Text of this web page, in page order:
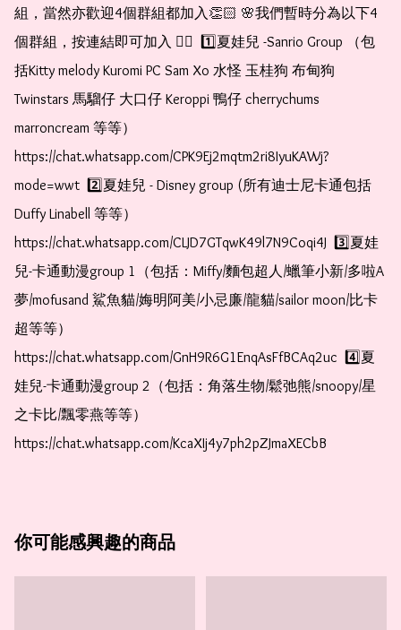
組，當然亦歡迎4個群組都加入👏🏻 🌸我們暫時分為以下4
個群組，按連結即可加入 👇🏻  1️⃣夏娃兒 -Sanrio Group （包
括Kitty melody Kuromi PC Sam Xo 水怪 玉桂狗 布甸狗
Twinstars 馬騮仔 大口仔 Keroppi 鴨仔 cherrychums
marroncream 等等）
https://chat.whatsapp.com/CPK9Ej2mqtm2ri8IyuKAWj?
mode=wwt  2️⃣夏娃兒 - Disney group (所有迪士尼卡通包括
Duffy Linabell 等等）
https://chat.whatsapp.com/CLJD7GTqwK49l7N9Coqi4J  3️⃣夏娃
兒-卡通動漫group 1（包括：Miffy/麵包超人/蠟筆小新/多啦A
夢/mofusand 鯊魚貓/娒明阿美/小忌廉/龍貓/sailor moon/比卡
超等等）
https://chat.whatsapp.com/GnH9R6G1EnqAsFfBCAq2uc  4️⃣夏
娃兒-卡通動漫group 2（包括：角落生物/鬆弛熊/snoopy/星
之卡比/飄零燕等等）
https://chat.whatsapp.com/KcaXIj4y7ph2pZJmaXECbB
你可能感興趣的商品